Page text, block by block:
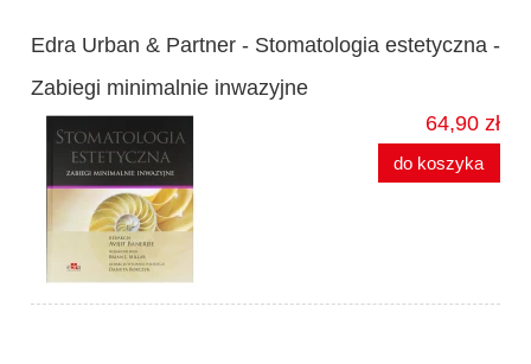
Edra Urban & Partner - Stomatologia estetyczna -
Zabiegi minimalnie inwazyjne
64,90 zł
do koszyka